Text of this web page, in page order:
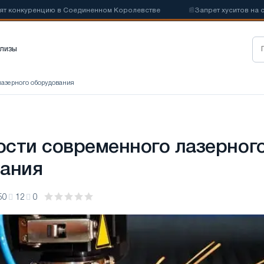
в Соединенном Королевстве Запрет хуситов на
оборудования
современного
12 0